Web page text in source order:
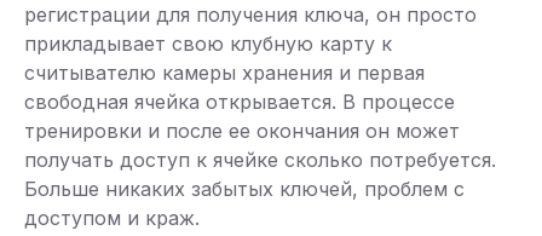
регистрации для получения ключа, он просто
прикладывает свою клубную карту к
считывателю камеры хранения и первая
свободная ячейка открывается. В процессе
тренировки и после ее окончания он может
получать доступ к ячейке сколько потребуется.
Больше никаких забытых ключей, проблем с
доступом и краж.